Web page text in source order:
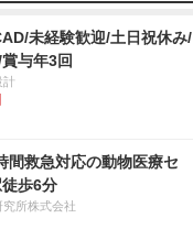
未経験歓迎/土日祝休み/
与年3回
計
間救急対応の動物医療セ
歩6分
所株式会社